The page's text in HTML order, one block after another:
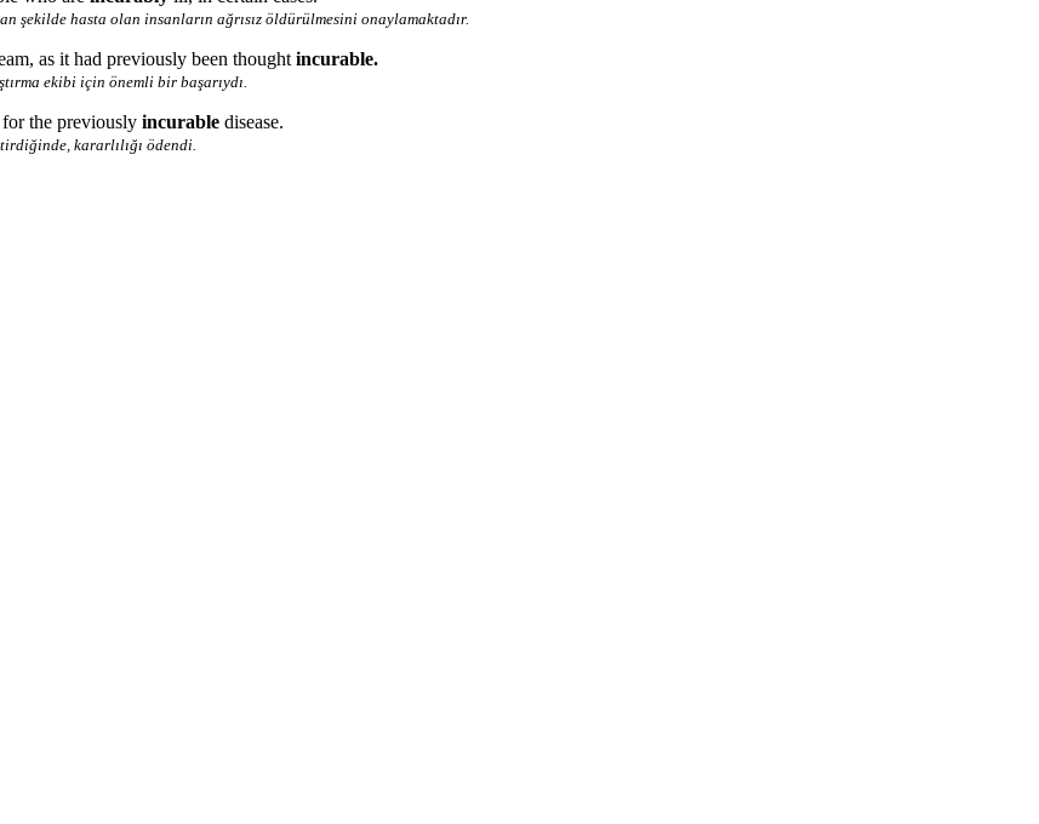
şekilde hasta olan insanların ağrısız öldürülmesini onaylamaktadır.
as it had previously been thought incurable.
ekibi için önemli bir başarıydı.
for the previously incurable disease.
kararlılığı ödendi.